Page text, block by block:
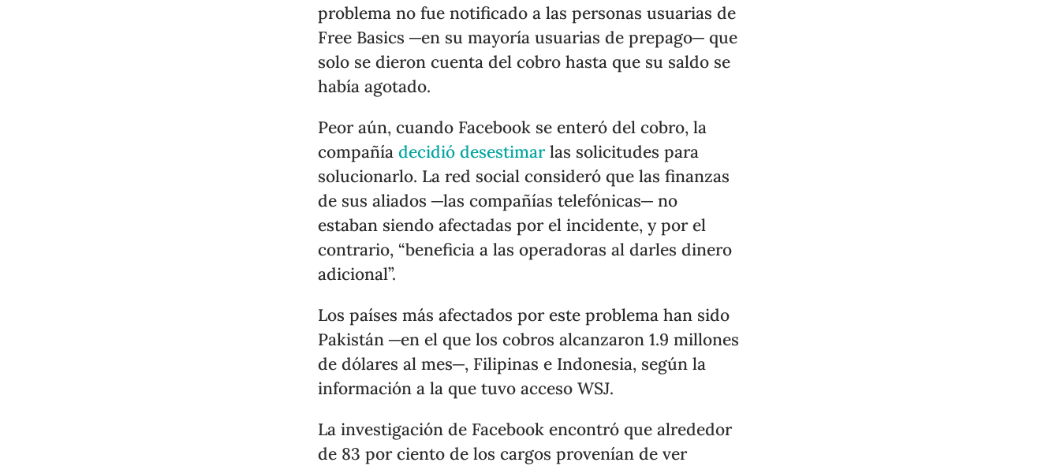
problema no fue notificado a las personas usuarias de
Free Basics ─en su mayoría usuarias de prepago─ que
solo se dieron cuenta del cobro hasta que su saldo se
había agotado.
Peor aún, cuando Facebook se enteró del cobro, la
compañíadecidió desestimarlas solicitudes para
solucionarlo. La red social consideró que las finanzas
de sus aliados ─las compañías telefónicas─ no
estaban siendo afectadas por el incidente, y por el
contrario, “beneficia a las operadoras al darles dinero
adicional”.
Los países más afectados por este problema han sido
Pakistán ─en el que los cobros alcanzaron 1.9 millones
de dólares al mes─, Filipinas e Indonesia, según la
información a la que tuvo acceso WSJ.
La investigación de Facebook encontró que alrededor
de 83 por ciento de los cargos provenían de ver